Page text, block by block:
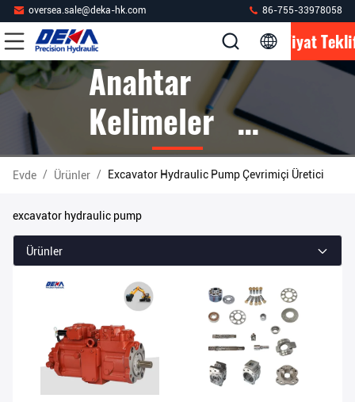
oversea.sale@deka-hk.com 86-755-33978058
Fiyat
Anahtar
Kelimeler [
Excavator
Hydraulic
Pump ]
Kibrit 276
Ürünler
Evde / Ürünler / Excavator Hydraulic Pump Çevrimiçi Üretici
excavator hydraulic pump
Ürünler